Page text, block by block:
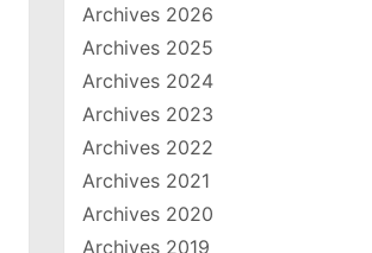
Archives 2026
Archives 2025
Archives 2024
Archives 2023
Archives 2022
Archives 2021
Archives 2020
Archives 2019